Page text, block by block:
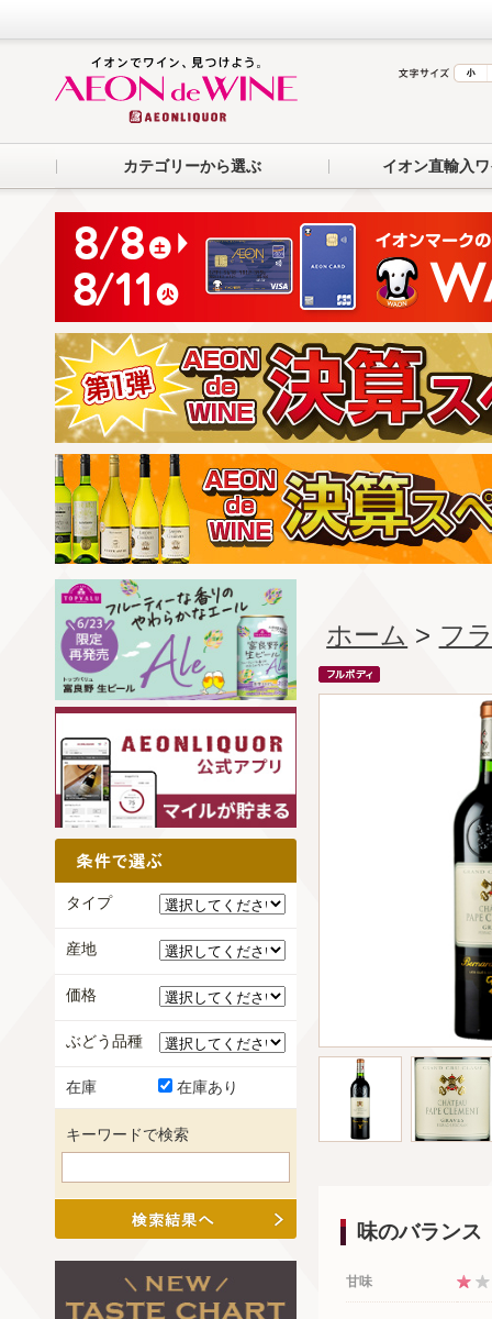
カテゴリーから選ぶ イオン直輸入
ホーム > フ
味のバランス
甘味
タイプ
産地
価格
ぶどう品種
在庫 在庫あり
キーワードで検索